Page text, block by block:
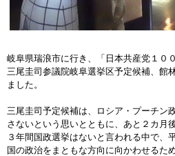
岐阜県瑞浪市に行き、「日本共産党１
三尾圭司参議院岐阜選挙区予定候補、館
ました。
三尾圭司予定候補は、ロシア・プーチン
さないという思いとともに、あと２カ月
３年間国政選挙はないと言われる中で、
国の政治をまともな方向に向かわせるた